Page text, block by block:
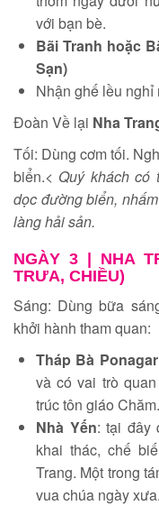
với bạn bè.
Bãi Tranh hoặc
Sạn)
Nhận ghế lều nghỉ
Đoàn Về lại Nha
Tối: Dùng cơm tối.
biển.< Quý khách có
dọc đường biển, nhâ
làng hảisản.
NGÀY 3 |
NHA
TRƯA, CHIỀU)
Sáng: Dùng bữa
khởi hành tham quan:
Tháp Bà
và có vai trò
trúc tôn giáo Chăm.
Nhà Yến: tại đây
khai thác, chế
Trang. Một trong
vua chúa ngày xưa.